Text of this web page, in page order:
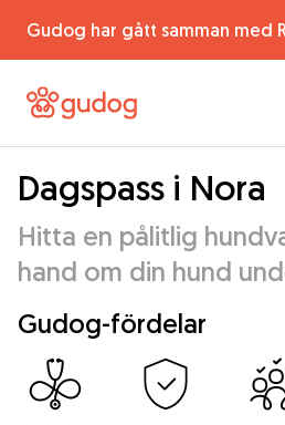
Gudog har gått samman med
Dagspass i Nora
Hitta en pålitlig
hand om din hund
Gudog-fördelar